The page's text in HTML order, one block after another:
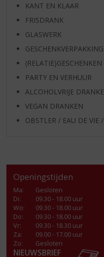
KANT EN KLAAR
FRISDRANK
GLASWERK
GESCHENKVERPAKKING
(RELATIE)GESCHENKEN
PARTY EN VERHUUR
ALCOHOLVRIJE
VEGAN DRANKEN
OBSTLER / EAU DE VIE
Openingstijden
Ma:
Gesloten
Di:
09.30 - 18.00 uur
Wo:
09.30 - 18.00 uur
Do:
09.30 - 18.00 uur
Vr:
09.30 - 18.30 uur
Za:
09.00 - 17.00 uur
Zo:
Gesloten
NIEUWSBRIEF